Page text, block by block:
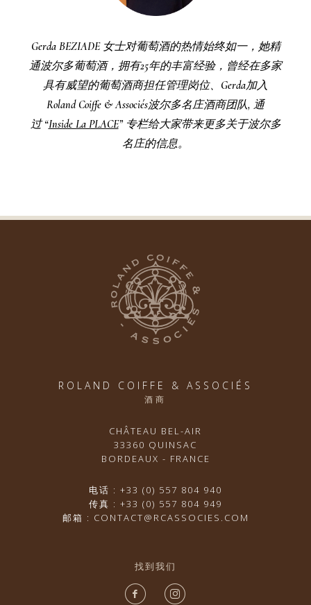
Gerda BEZIADE 女士对葡萄酒的热情始终如一，她精
通波尔多葡萄酒，拥有25年的丰富经验，曾经在多家
具有威望的葡萄酒商担任管理岗位、Gerda加入
Roland Coiffe & Associés波尔多名庄酒商团队, 通
过 “Inside La PLACE” 专栏给大家带来更多关于波尔多
名庄的信息。
ROLAND COIFFE & ASSOCIÉS
酒商
CHÂTEAU BEL-AIR
33360 QUINSAC
BORDEAUX - FRANCE
电话 : +33 (0) 557 804 940
传真 : +33 (0) 557 804 949
邮箱 : CONTACT@RCASSOCIES.COM
找到我们